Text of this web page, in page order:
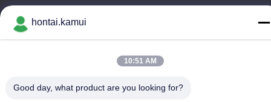
hontai.kamui
10:51 AM
Good day, what product are you looking for?